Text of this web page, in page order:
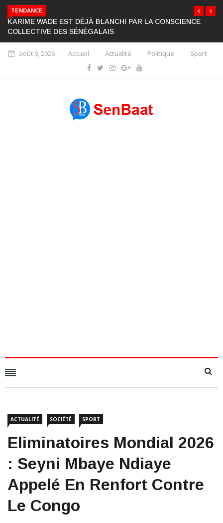
TENDANCE
KARIME WADE EST DÉJÀ BLANCHI PAR LA CONSCIENCE
COLLECTIVE DES SÉNÉGALAIS
août 9, 2026 Accueil Actualité Politique Sport
ACTUALITÉ SOCIÉTÉ SPORT
Eliminatoires Mondial 2026
: Seyni Mbaye Ndiaye
Appelé En Renfort Contre
Le Congo